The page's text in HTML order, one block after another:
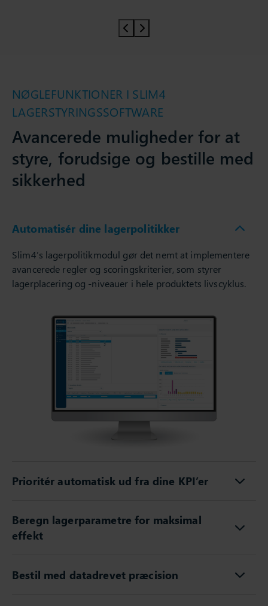
Prev slider
Prev slider
NØGLEFUNKTIONER I SLIM4
LAGERSTYRINGSSOFTWARE
Avancerede muligheder for at
styre, forudsige og bestille med
sikkerhed
Automatisér dine lagerpolitikker
Slim4’s lagerpolitikmodul gør det nemt at implementere
avancerede regler og scoringskriterier, som styrer
lagerplacering og -niveauer i hele produktets livscyklus.
Prioritér automatisk ud fra dine KPI’er
Beregn lagerparametre for maksimal
effekt
Bestil med datadrevet præcision